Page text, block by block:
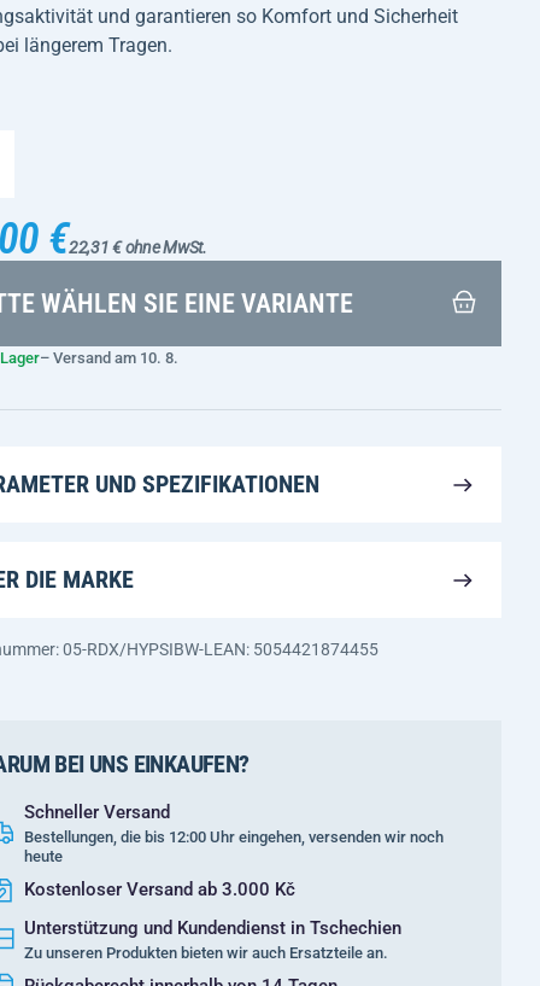
und garantieren so Komfort und Sicherheit
längerem Tragen.
€22,31 € ohne MwSt.
WÄHLEN SIE EINE VARIANTE
– Versand am 10. 8.
UND SPEZIFIKATIONEN
DIE MARKE
05-RDX/HYPSIBW-L EAN: 5054421874455
BEI UNS EINKAUFEN?
Schneller Versand
Bestellungen, die bis 12:00 Uhr eingehen, versenden wir noch
heute
Kostenloser Versand ab 3.000 Kč
Unterstützung und Kundendienst in Tschechien
Zu unseren Produkten bieten wir auch Ersatzteile an.